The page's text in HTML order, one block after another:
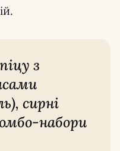
піцу з
сирні
набори